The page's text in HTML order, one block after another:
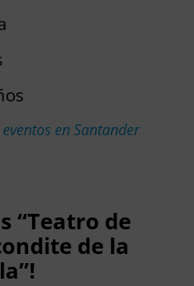
eventos en Santander
“Teatro de
de la